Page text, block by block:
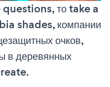
то take a
shades, компании
очков,
в деревянных